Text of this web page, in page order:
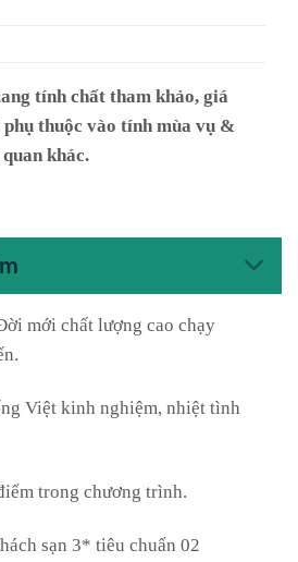
tính chất tham khảo, giá
thuộc vào tính mùa vụ &
khác.
mới chất lượng cao chạy
Việt kinh nghiệm, nhiệt tình
trong chương trình.
sạn 3* tiêu chuẩn 02